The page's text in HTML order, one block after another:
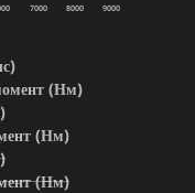
(Нм)
(Нм)
(Нм)
7000 8000 9000